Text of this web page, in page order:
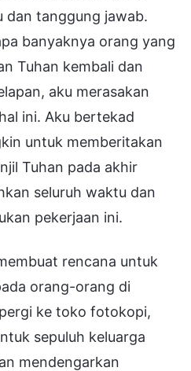
dan tanggung jawab.
banyaknya orang yang
Tuhan kembali dan
aku merasakan
ini. Aku bertekad
untuk memberitakan
Tuhan pada akhir
seluruh waktu dan
pekerjaan ini.
rencana untuk
orang-orang di
ke toko fotokopi,
sepuluh keluarga
mendengarkan